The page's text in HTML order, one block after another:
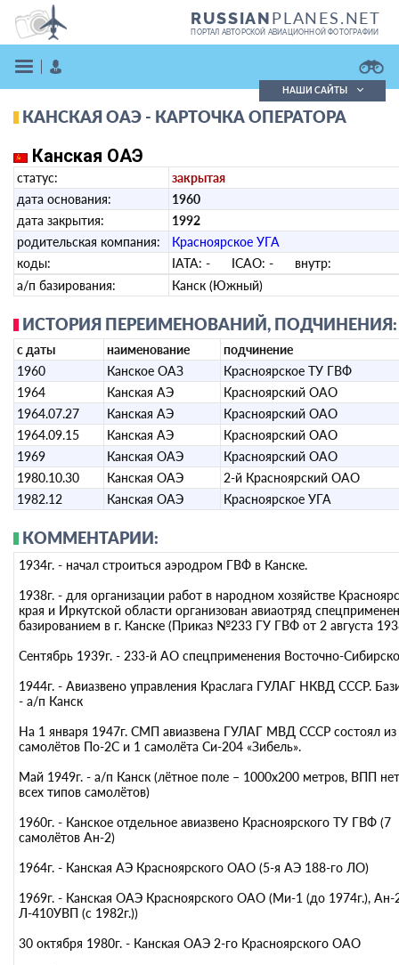
RUSSIANPLANES.NET
ПОРТАЛ АВТОРСКОЙ АВИАЦИОННОЙ ФОТОГРАФИИ
ВОЙТИ
ЗАРЕГИСТРИРОВАТЬСЯ
Поиск фотографий
Кратко
НАШИ САЙТЫ
КАНСКАЯ ОАЭ - КАРТОЧКА ОПЕРАТОРА
Канская ОАЭ
статус:
закрытая
дата основания:
1960
дата закрытия:
1992
родительская компания:
Красноярское УГА
коды:
IATA: - ICAO: - внутр:
а/п базирования:
Канск (Южный)
ИСТОРИЯ ПЕРЕИМЕНОВАНИЙ, ПОДЧИНЕНИЯ:
с даты наименование
подчинение
1960
Канское ОАЗ
Красноярское ТУ ГВФ
1964
Канская АЭ
Красноярский ОАО
1964.07.27
Канская АЭ
Красноярский ОАО
1964.09.15
Канская АЭ
Красноярский ОАО
1969
Канская ОАЭ
Красноярский ОАО
1980.10.30
Канская ОАЭ
2-й Красноярский ОАО
1982.12
Канская ОАЭ Красноярское УГА
КОММЕНТАРИИ:
1934г. - начал строиться аэродром ГВФ в Канске.
1938г. - для организации работ в народном хозяйстве
края и Иркутской области организован авиаотряд
базированием в г. Канске (Приказ №233 ГУ ГВФ от 2 августа
Сентябрь 1939г. - 233-й АО спецприменения Восточно-
1944г. - Авиазвено управления Краслага ГУЛАГ НКВД СССР.
- а/п Канск
На 1 января 1947г. СМП авиазвена ГУЛАГ МВД СССР состоял из
самолётов По-2С и 1 самолёта Си-204 «Зибель».
Май 1949г. - а/п Канск (лётное поле – 1000х200 метров, ВПП
всех типов самолётов)
1960г. - Канское отдельное авиазвено Красноярского ТУ ГВФ (7
самолётов Ан-2)
1964г. - Канская АЭ Красноярского ОАО (5-я АЭ 188-го ЛО)
1969г. - Канская ОАЭ Красноярского ОАО (Ми-1 (до 1974г.), Ан-
Л-410УВП (с 1982г.))
30 октября 1980г. - Канская ОАЭ 2-го Красноярского ОАО